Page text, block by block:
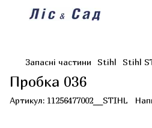
Запасні частини Stihl Stihl
Пробка 036
Артикул: 11256477002__STIHL